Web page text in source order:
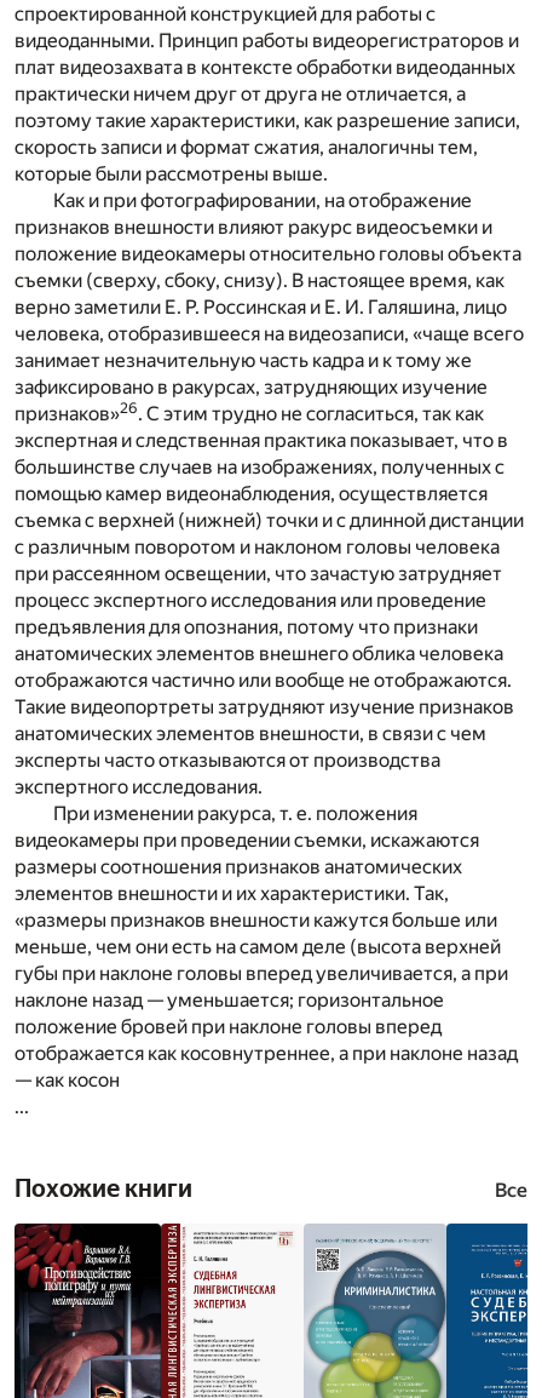
спроектированной конструкцией для работы с
видеоданными. Принцип работы видеорегистраторов и
плат видеозахвата в контексте обработки видеоданных
практически ничем друг от друга не отличается, а
поэтому такие характеристики, как разрешение записи,
скорость записи и формат сжатия, аналогичны тем,
которые были рассмотрены выше.
Как и при фотографировании, на отображение
признаков внешности влияют ракурс видеосъемки и
положение видеокамеры относительно головы объекта
съемки (сверху, сбоку, снизу). В настоящее время, как
верно заметили Е. Р. Россинская и Е. И. Галяшина, лицо
человека, отобразившееся на видеозаписи, «чаще всего
занимает незначительную часть кадра и к тому же
зафиксировано в ракурсах, затрудняющих изучение
признаков»26. С этим трудно не согласиться, так как
экспертная и следственная практика показывает, что в
большинстве случаев на изображениях, полученных с
помощью камер видеонаблюдения, осуществляется
съемка с верхней (нижней) точки и с длинной дистанции
с различным поворотом и наклоном головы человека
при рассеянном освещении, что зачастую затрудняет
процесс экспертного исследования или проведение
предъявления для опознания, потому что признаки
анатомических элементов внешнего облика человека
отображаются частично или вообще не отображаются.
Такие видеопортреты затрудняют изучение признаков
анатомических элементов внешности, в связи с чем
эксперты часто отказываются от производства
экспертного исследования.
При изменении ракурса, т. е. положения
видеокамеры при проведении съемки, искажаются
размеры соотношения признаков анатомических
элементов внешности и их характеристики. Так,
«размеры признаков внешности кажутся больше или
меньше, чем они есть на самом деле (высота верхней
губы при наклоне головы вперед увеличивается, а при
наклоне назад — уменьшается; горизонтальное
положение бровей при наклоне головы вперед
отображается как косовнутреннее, а при наклоне назад
— как косон
...
Похожие книги Все